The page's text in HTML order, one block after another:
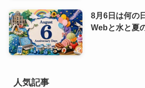
8月6日は何の
Webと水と夏
人気記事